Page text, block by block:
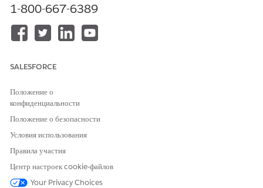
соответствует вашим требованиям.
Предоставление оценок для анализа состояния здоровья
пациента
Discovery Framework и Omnistudio для создания более
администрирует такие оценки, как проверка или анкетирование
пациенту со ссылкой на доступ к оценкам в качестве
пользователя-гостя на сайте Experience Cloud.
Предоставление опросов для сбора отзывов
Опросы Health Cloud помогают создать простые формы,
например, опросы перед операцией или опросы качества
1-800-667-6389
SALESFORCE
Положение о
конфиденциальности
Положение о безопасности
Условия использования
Правила участия
Центр настроек cookie-файлов
Your Privacy Choices